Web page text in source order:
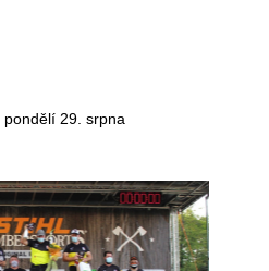
pondělí 29. srpna